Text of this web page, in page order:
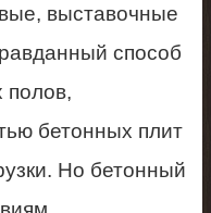
выставочные
способ
полов,
бетонных плит
Но бетонный